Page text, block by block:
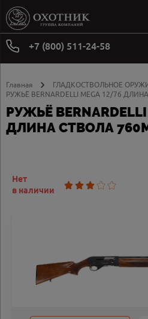
+7 (800) 511-24-58
Главная ГЛАДКОСТВОЛЬНОЕ
РУЖЬЁ BERNARDELLI MEGA 12/76
РУЖЬЁ
ДЛИНА СТВОЛА
Нет
в наличии